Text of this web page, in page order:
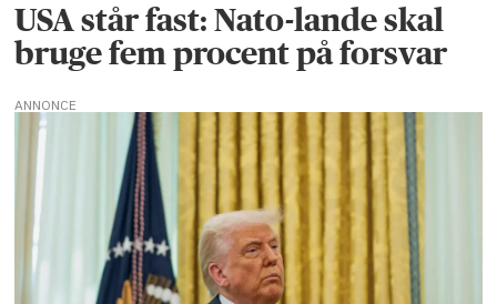
USA står fast: Nato-lande skal
bruge fem procent på forsvar
ANNONCE